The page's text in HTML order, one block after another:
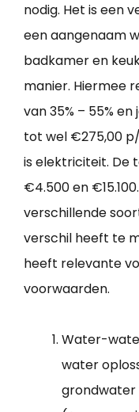
nodig. Het is een
een aangenaam
badkamer en
manier. Hiermee
van 35% – 55%
tot wel €275,00
is elektriciteit. De
€4.500 en
verschillende
verschil heeft te
heeft relevante
voorwaarden.
Water-
water
grondwater